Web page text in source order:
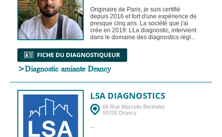
Originaire de Paris, je suis certifié
depuis 2016 et fort d'une expérience de
presque cinq ans. La société que j'ai
crée en 2019: LLa diagnostic, intervient
dans le domaine des diagnostics régl...
>Diagnostic amiante Drancy
LSA DIAGNOSTICS
66 Rue Marcelin Berthelot
93700 Drancy
...